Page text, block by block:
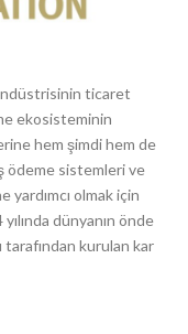
ticaret
ekosisteminin
hem şimdi hem de
ödeme sistemleri ve
yardımcı olmak için
dünyanın önde
tarafından kurulan kar